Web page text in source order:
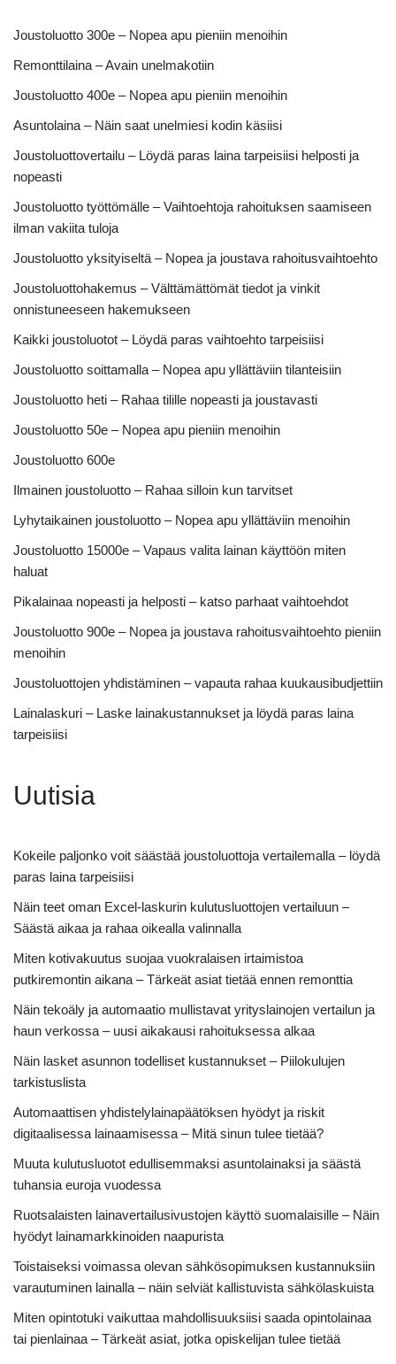
Joustoluotto 300e – Nopea apu pieniin menoihin
Remonttilaina – Avain unelmakotiin
Joustoluotto 400e – Nopea apu pieniin menoihin
Asuntolaina – Näin saat unelmiesi kodin käsiisi
Joustoluottovertailu – Löydä paras laina tarpeisiisi helposti ja
nopeasti
Joustoluotto työttömälle – Vaihtoehtoja rahoituksen saamiseen
ilman vakiita tuloja
Joustoluotto yksityiseltä – Nopea ja joustava rahoitusvaihtoehto
Joustoluottohakemus – Välttämättömät tiedot ja vinkit
onnistuneeseen hakemukseen
Kaikki joustoluotot – Löydä paras vaihtoehto tarpeisiisi
Joustoluotto soittamalla – Nopea apu yllättäviin tilanteisiin
Joustoluotto heti – Rahaa tilille nopeasti ja joustavasti
Joustoluotto 50e – Nopea apu pieniin menoihin
Joustoluotto 600e
Ilmainen joustoluotto – Rahaa silloin kun tarvitset
Lyhytaikainen joustoluotto – Nopea apu yllättäviin menoihin
Joustoluotto 15000e – Vapaus valita lainan käyttöön miten
haluat
Pikalainaa nopeasti ja helposti – katso parhaat vaihtoehdot
Joustoluotto 900e – Nopea ja joustava rahoitusvaihtoehto pieniin
menoihin
Joustoluottojen yhdistäminen – vapauta rahaa kuukausibudjettiin
Lainalaskuri – Laske lainakustannukset ja löydä paras laina
tarpeisiisi
Uutisia
Kokeile paljonko voit säästää joustoluottoja vertailemalla – löydä
paras laina tarpeisiisi
Näin teet oman Excel-laskurin kulutusluottojen vertailuun –
Säästä aikaa ja rahaa oikealla valinnalla
Miten kotivakuutus suojaa vuokralaisen irtaimistoa
putkiremontin aikana – Tärkeät asiat tietää ennen remonttia
Näin tekoäly ja automaatio mullistavat yrityslainojen vertailun ja
haun verkossa – uusi aikakausi rahoituksessa alkaa
Näin lasket asunnon todelliset kustannukset – Piilokulujen
tarkistuslista
Automaattisen yhdistelylainapäätöksen hyödyt ja riskit
digitaalisessa lainaamisessa – Mitä sinun tulee tietää?
Muuta kulutusluotot edullisemmaksi asuntolainaksi ja säästä
tuhansia euroja vuodessa
Ruotsalaisten lainavertailusivustojen käyttö suomalaisille – Näin
hyödyt lainamarkkinoiden naapurista
Toistaiseksi voimassa olevan sähkösopimuksen kustannuksiin
varautuminen lainalla – näin selviät kallistuvista sähkölaskuista
Miten opintotuki vaikuttaa mahdollisuuksiisi saada opintolainaa
tai pienlainaa – Tärkeät asiat, jotka opiskelijan tulee tietää